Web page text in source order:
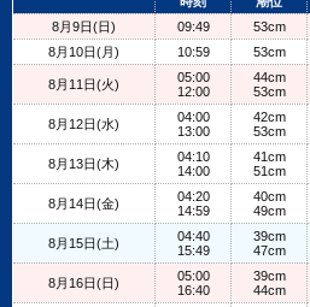
8月9日(日)
09:49 53cm
8月10日(月)
10:59 53cm
8月11日(火)
05:00
12:00
44cm
53cm
8月12日(水)
04:00
13:00
42cm
53cm
8月13日(木)
04:10
14:00
41cm
51cm
8月14日(金)
04:20
14:59
40cm
49cm
8月15日(土)
04:40
15:49
39cm
47cm
8月16日(日)
05:00
16:40
39cm
44cm